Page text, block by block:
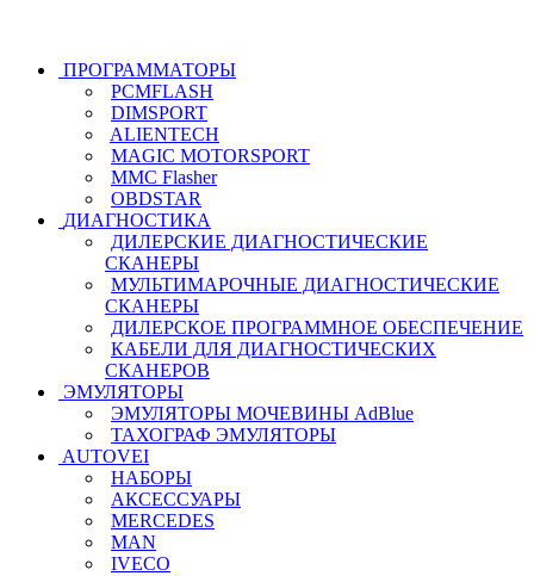
ПРОГРАММАТОРЫ
PCMFLASH
DIMSPORT
ALIENTECH
MAGIC MOTORSPORT
MMC Flasher
OBDSTAR
ДИАГНОСТИКА
ДИЛЕРСКИЕ ДИАГНОСТИЧЕСКИЕ
СКАНЕРЫ
МУЛЬТИМАРОЧНЫЕ ДИАГНОСТИЧЕСКИЕ
СКАНЕРЫ
ДИЛЕРСКОЕ ПРОГРАММНОЕ ОБЕСПЕЧЕНИЕ
КАБЕЛИ ДЛЯ ДИАГНОСТИЧЕСКИХ
СКАНЕРОВ
ЭМУЛЯТОРЫ
ЭМУЛЯТОРЫ МОЧЕВИНЫ АdBlue
ТАХОГРАФ ЭМУЛЯТОРЫ
AUTOVEI
НАБОРЫ
АКСЕССУАРЫ
MERCEDES
MAN
IVECO